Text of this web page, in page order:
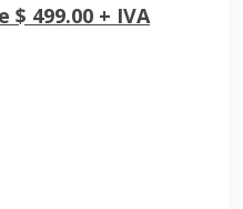
$ 499.00 + IVA